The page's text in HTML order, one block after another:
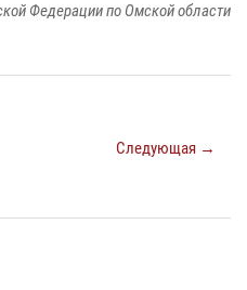
Федерации по Омской области
Следующая →